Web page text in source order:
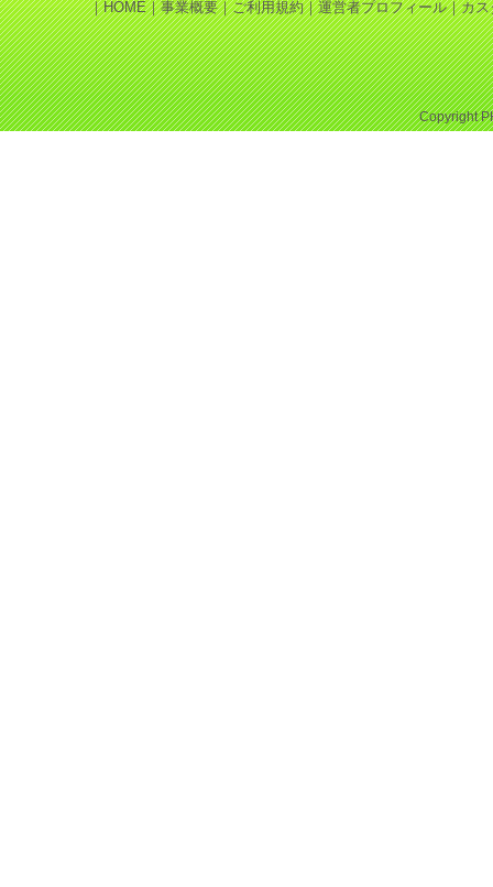
｜HOME｜事業概要｜ご利用規約｜運営者プロフィール｜カス
Copyright